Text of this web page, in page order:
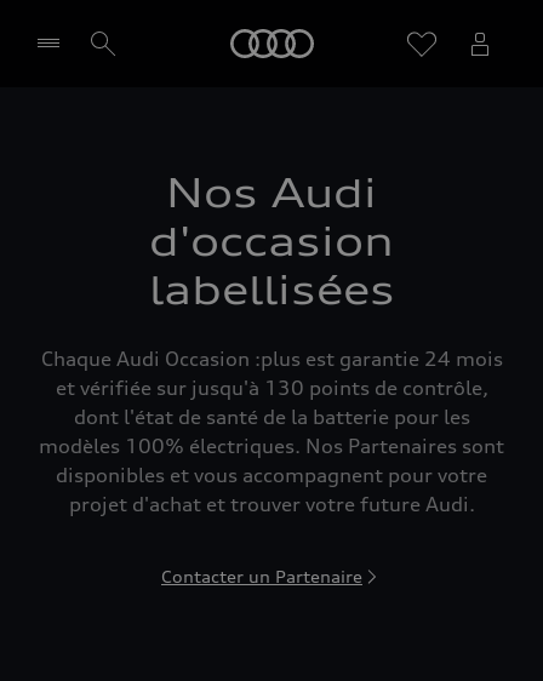
Nos Audi
d'occasion
labellisées
Chaque Audi Occasion :plus est garantie 24 mois
et vérifiée sur jusqu'à 130 points de contrôle,
dont l'état de santé de la batterie pour les
modèles 100% électriques. Nos Partenaires sont
disponibles et vous accompagnent pour votre
projet d'achat et trouver votre future Audi.
Contacter un Partenaire